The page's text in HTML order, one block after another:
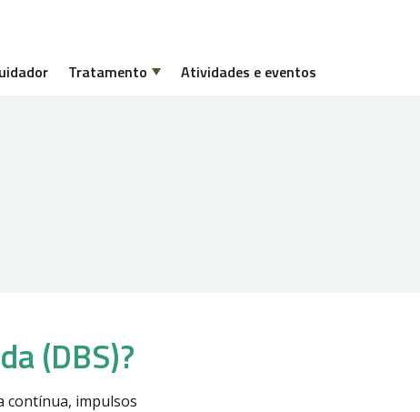
Tratamento Atividades e eventos
(DBS)?
contínua, impulsos